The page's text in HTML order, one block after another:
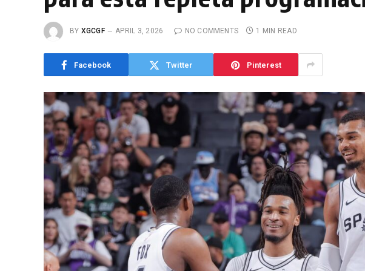
BY XGCGF APRIL 3, 2026 NO COMMENTS 1 MIN READ
Facebook Twitter Pinterest